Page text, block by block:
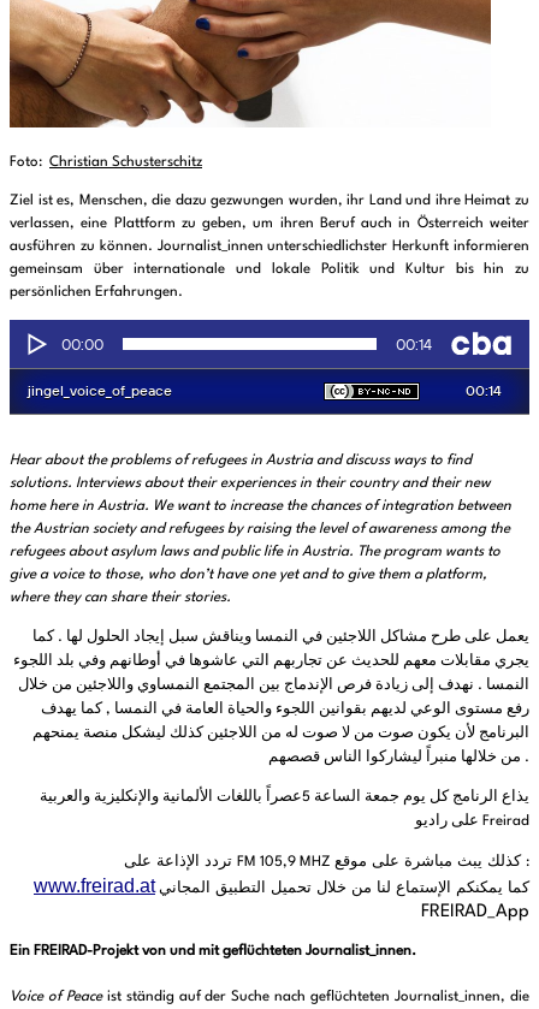
Foto: Christian Schusterschitz
Ziel ist es, Menschen, die dazu gezwungen wurden, ihr Land und ihre Heimat zu
verlassen, eine Plattform zu geben, um ihren Beruf auch in Österreich weiter
ausführen zu können. Journalist_innen unterschiedlichster Herkunft informieren
gemeinsam über internationale und lokale Politik und Kultur bis hin zu
persönlichen Erfahrungen.
Hear about the problems of refugees in Austria and discuss ways to find
solutions. Interviews about their experiences in their country and their new
home here in Austria. We want to increase the chances of integration between
the Austrian society and refugees by raising the level of awareness among the
refugees about asylum laws and public life in Austria. The program wants to
give a voice to those, who don’t have one yet and to give them a platform,
where they can share their stories.
يعمل على طرح مشاكل اللاجئين في النمسا ويناقش سبل إيجاد الحلول لها . كما
يجري مقابلات معهم للحديث عن تجاربهم التي عاشوها في أوطانهم وفي بلد اللجوء
النمسا . نهدف إلى زيادة فرص الإندماج بين المجتمع النمساوي واللاجئين من خلال
رفع مستوى الوعي لديهم بقوانين اللجوء والحياة العامة في النمسا , كما يهدف
البرنامج لأن يكون صوت من لا صوت له من اللاجئين كذلك ليشكل منصة يمنحهم
.
يذاع الرنامج كل يوم جمعة الساعة 5عصراً باللغات الألمانية والإنكليزية والعربية
Freirad
FM 105,9 MHZ كذلك يبث مباشرة على موقع :
www.freirad.at كما يمكنكم الإستماع لنا من خلال تحميل التطبيق المجاني
FREIRAD_App
Ein FREIRAD-Projekt von und mit geflüchteten Journalist_innen.
Voice of Peaceist ständig auf der Suche nach geflüchteten Journalist_innen, die